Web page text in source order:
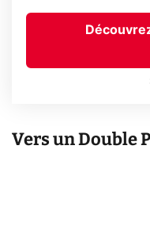
Vers un Double